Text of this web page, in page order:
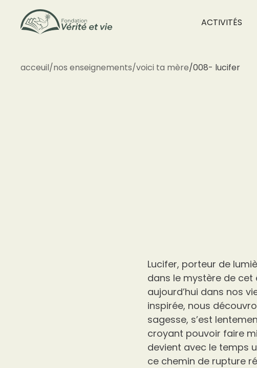
ACTIVITÉS
acceuil/nos enseignements/voici ta mère/008- lucifer
Lucifer, porteur de
dans le mystère de cet
aujourd’hui dans nos
inspirée, nous
sagesse, s’est
croyant pouvoir faire
devient avec le temps
ce chemin de rupture